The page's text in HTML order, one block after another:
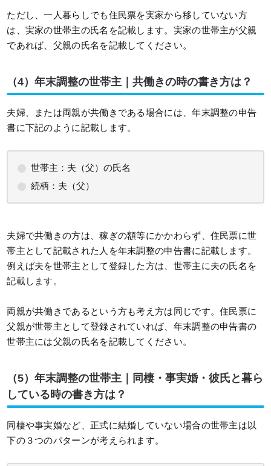
ただし、一人暮らしでも住民票を実家から移していない方
は、実家の世帯主の氏名を記載します。実家の世帯主が父親
であれば、父親の氏名を記載してください。
（4）年末調整の世帯主｜共働きの時の書き方は？
夫婦、または両親が共働きである場合には、年末調整の申告
書に下記のように記載します。
世帯主：夫（父）の氏名
続柄：夫（父）
夫婦で共働きの方は、稼ぎの額等にかかわらず、住民票に世
帯主として記載された人を年末調整の申告書に記載します。
例えば夫を世帯主として登録した方は、世帯主に夫の氏名を
記載します。
両親が共働きであるという方も考え方は同じです。住民票に
父親が世帯主として登録されていれば、年末調整の申告書の
世帯主には父親の氏名を記載してください。
（5）年末調整の世帯主｜同棲・事実婚・彼氏と暮ら
している時の書き方は？
同棲や事実婚など、正式に結婚していない場合の世帯主は以
下の３つのパターンが考えられます。